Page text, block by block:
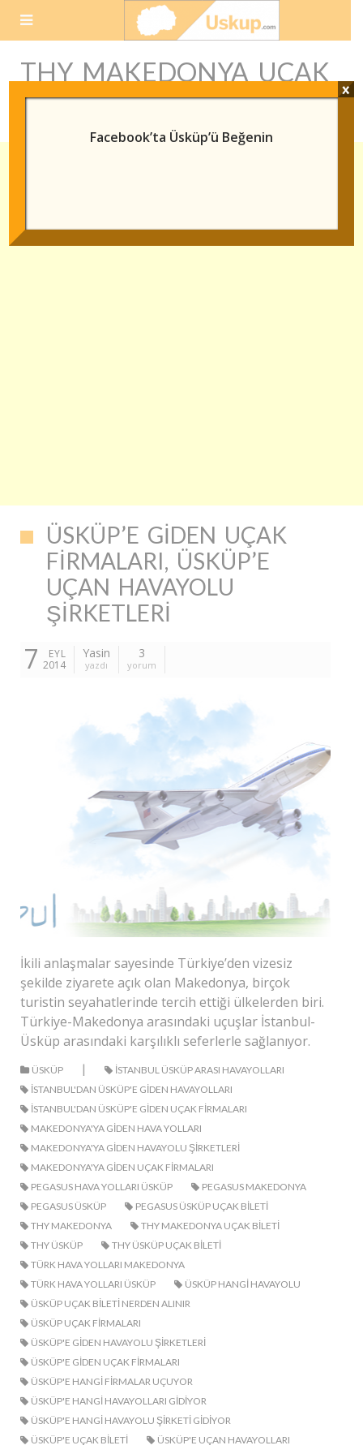
THY MAKEDONYA UÇAK
BILETI
ÜSKÜP’E GIDEN UÇAK
FIRMALARI, ÜSKÜP’E
UÇAN HAVAYOLU
ŞIRKETLERI
7
EYL
2014
Yasin
yazdı
3
yorum
İkili anlaşmalar sayesinde Türkiye’den vizesiz
şekilde ziyarete açık olan Makedonya, birçok
turistin seyahatlerinde tercih ettiği ülkelerden biri.
Türkiye-Makedonya arasındaki uçuşlar İstanbul-
Üsküp arasındaki karşılıklı seferlerle sağlanıyor.
ÜSKÜP |
ISTANBUL ÜSKÜP ARASI HAVAYOLLARI
ISTANBUL'DAN ÜSKÜP'E GIDEN HAVAYOLLARI
ISTANBUL'DAN ÜSKÜP'E GIDEN UÇAK FIRMALARI
MAKEDONYA'YA GIDEN HAVA YOLLARI
MAKEDONYA'YA GIDEN HAVAYOLU ŞIRKETLERI
MAKEDONYA'YA GIDEN UÇAK FIRMALARI
PEGASUS HAVA YOLLARI ÜSKÜP
PEGASUS MAKEDONYA
PEGASUS ÜSKÜP
PEGASUS ÜSKÜP UÇAK BILETI
THY MAKEDONYA
THY MAKEDONYA UÇAK BILETI
THY ÜSKÜP
THY ÜSKÜP UÇAK BILETI
TÜRK HAVA YOLLARI MAKEDONYA
TÜRK HAVA YOLLARI ÜSKÜP
ÜSKÜP HANGI HAVAYOLU
ÜSKÜP UÇAK BILETI NERDEN ALINIR
ÜSKÜP UÇAK FIRMALARI
ÜSKÜP'E GIDEN HAVAYOLU ŞIRKETLERI
ÜSKÜP'E GIDEN UÇAK FIRMALARI
ÜSKÜP'E HANGI FIRMALAR UÇUYOR
ÜSKÜP'E HANGI HAVAYOLLARI GIDIYOR
ÜSKÜP'E HANGI HAVAYOLU ŞIRKETI GIDIYOR
ÜSKÜP'E UÇAK BILETI
ÜSKÜP'E UÇAN HAVAYOLLARI
Facebook’ta Üsküp’ü Beğenin
x